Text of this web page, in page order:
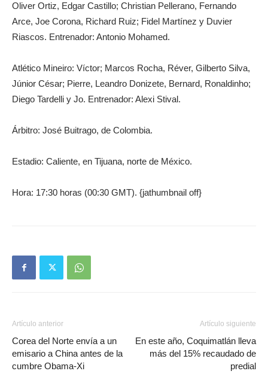
Oliver Ortiz, Edgar Castillo; Christian Pellerano, Fernando
Arce, Joe Corona, Richard Ruiz; Fidel Martínez y Duvier
Riascos. Entrenador: Antonio Mohamed.
Atlético Mineiro: Víctor; Marcos Rocha, Réver, Gilberto Silva,
Júnior César; Pierre, Leandro Donizete, Bernard, Ronaldinho;
Diego Tardelli y Jo. Entrenador: Alexi Stival.
Árbitro: José Buitrago, de Colombia.
Estadio: Caliente, en Tijuana, norte de México.
Hora: 17:30 horas (00:30 GMT). {jathumbnail off}
Artículo anterior
Corea del Norte envía a un
emisario a China antes de la
cumbre Obama-Xi
Artículo siguiente
En este año, Coquimatlán lleva
más del 15% recaudado de
predial